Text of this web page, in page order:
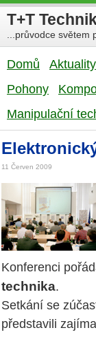
T+T
...průvodce světem
Domů Aktuality
Pohony
Manipulační
11 Červen 2009
Konferenci
technika.
Setkání se
představili